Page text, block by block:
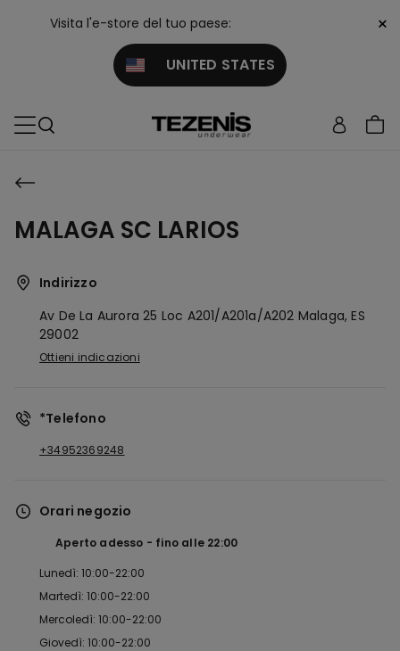
Visita l'e-store del tuo paese:
UNITED STATES
×
MALAGA SC LARIOS
Indirizzo
Av De La Aurora 25 Loc A201/a201a/a202 Malaga, ES
29002
Ottieni indicazioni
*Telefono
+34952369248
Orari negozio
Aperto adesso fino alle 22:00
Lunedì: 10:00-22:00
Martedì: 10:00-22:00
Mercoledì: 10:00-22:00
Giovedì: 10:00-22:00